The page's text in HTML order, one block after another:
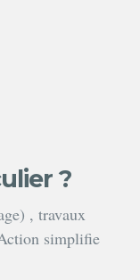
?
, travaux
simplifie